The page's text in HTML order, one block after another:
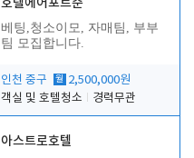
호텔에어포트준
베팅,청소이모, 자매팀, 부부
팀 모집합니다.
인천 중구 월 2,500,000원
객실 및 호텔청소
경력무관
아스트로호텔